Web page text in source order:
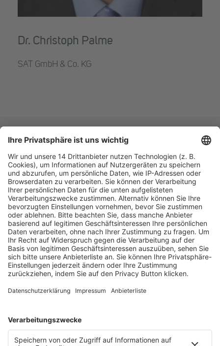
Dr. Christoph Palme
SAT GmbH & Co. KG
Fachmedien Recht und Wirtschaft
Ein Fachbereich der
dfv Mediengruppe
Mainzer Landstr. 251
60326 Frankfurt am Main
E-Mail:info@ruw.de
Web:https://www.ruw.de
AGB
Datenschutzerklärung